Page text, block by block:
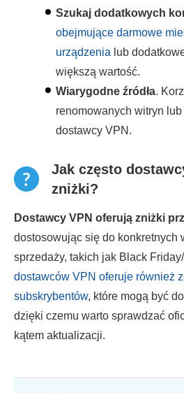
Szukaj dodatkowych
obejmujące darmowe
urządzenia lub
większą wartość.
Wiarygodne źródła.
renomowanych witryn
dostawcy VPN.
Jak często
zniżki?
Dostawcy VPN oferują zniżki
dostosowując się do konkretnych
sprzedaży, takich jak Black
dostawców VPN oferuje również
subskrybentów, które mogą być
dzięki czemu warto sprawdzać
kątem aktualizacji.